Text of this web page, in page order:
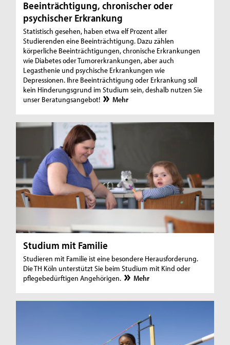
Beeinträchtigung, chronischer oder
psychischer Erkrankung
Statistisch gesehen, haben etwa elf Prozent aller
Studierenden eine Beeinträchtigung. Dazu zählen
körperliche Beeinträchtigungen, chronische Erkrankungen
wie Diabetes oder Tumorerkrankungen, aber auch
Legasthenie und psychische Erkrankungen wie
Depressionen. Ihre Beeinträchtigung oder Erkrankung soll
kein Hinderungsgrund im Studium sein, deshalb nutzen Sie
unser Beratungsangebot!
Mehr
Studium mit Familie
Studieren mit Familie ist eine besondere Herausforderung.
Die TH Köln unterstützt Sie beim Studium mit Kind oder
pflegebedürftigen Angehörigen.
Mehr